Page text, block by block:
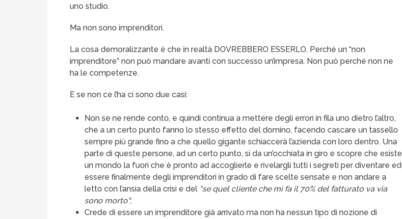
uno studio.
Ma non sono imprenditori.
La cosa demoralizzante è che in realtà DOVREBBERO ESSERLO. Perché un “non
imprenditore” non può mandare avanti con successo un’impresa. Non può perché non ne
ha le competenze.
E se non ce l’ha ci sono due casi:
Non se ne rende conto, e quindi continua a mettere degli errori in fila uno dietro l’altro,
che a un certo punto fanno lo stesso effetto del domino, facendo cascare un tassello
sempre più grande fino a che quello gigante schiaccerà l’azienda con loro dentro. Una
parte di queste persone, ad un certo punto, si da un’occhiata in giro e scopre che esiste
un mondo la fuori che è pronto ad accoglierle e rivelargli tutti i segreti per diventare ed
essere finalmente degli imprenditori in grado di fare scelte sensate e non andare a
letto con l’ansia della crisi e del “se quel cliente che mi fa il 70% del fatturato va via
sono morto”;
Crede di essere un imprenditore già arrivato ma non ha nessun tipo di nozione di